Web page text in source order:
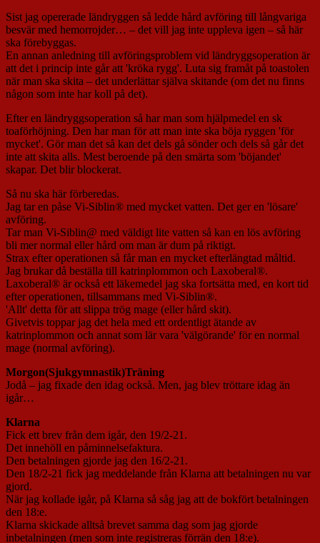
Sist jag opererade ländryggen så ledde hård avföring till långvariga
besvär med hemorrojder… – det vill jag inte uppleva igen – så här
ska förebyggas.
En annan anledning till avföringsproblem vid ländryggsoperation är
att det i princip inte går att 'kröka rygg'. Luta sig framåt på toastolen
när man ska skita – det underlättar själva skitande (om det nu finns
någon som inte har koll på det).
Efter en ländryggsoperation så har man som hjälpmedel en sk
toaförhöjning. Den har man för att man inte ska böja ryggen 'för
mycket'. Gör man det så kan det dels gå sönder och dels så går det
inte att skita alls. Mest beroende på den smärta som 'böjandet'
skapar. Det blir blockerat.
Så nu ska här förberedas.
Jag tar en påse Vi-Siblin® med mycket vatten. Det ger en 'lösare'
avföring.
Tar man Vi-Siblin@ med väldigt lite vatten så kan en lös avföring
bli mer normal eller hård om man är dum på riktigt.
Strax efter operationen så får man en mycket efterlängtad måltid.
Jag brukar då beställa till katrinplommon och Laxoberal®.
Laxoberal® är också ett läkemedel jag ska fortsätta med, en kort tid
efter operationen, tillsammans med Vi-Siblin®.
'Allt' detta för att slippa trög mage (eller hård skit).
Givetvis toppar jag det hela med ett ordentligt ätande av
katrinplommon och annat som lär vara 'välgörande' för en normal
mage (normal avföring).
Morgon(Sjukgymnastik)Träning
Jodå – jag fixade den idag också. Men, jag blev tröttare idag än
igår…
Klarna
Fick ett brev från dem igår, den 19/2-21.
Det innehöll en påminnelsefaktura.
Den betalningen gjorde jag den 16/2-21.
Den 18/2-21 fick jag meddelande från Klarna att betalningen nu var
gjord.
När jag kollade igår, på Klarna så såg jag att de bokfört betalningen
den 18:e.
Klarna skickade alltså brevet samma dag som jag gjorde
inbetalningen (men som inte registreras förrän den 18:e).